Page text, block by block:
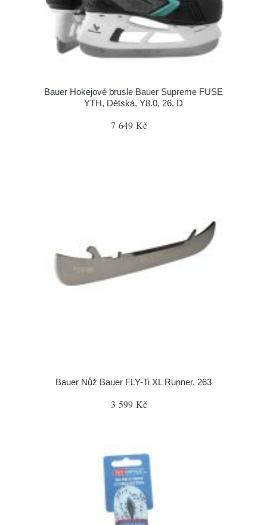
Bauer Hokejové brusle Bauer Supreme FUSE
YTH, Dětská, Y8.0, 26, D
7 649 Kč
Bauer Nůž Bauer FLY-Ti XL Runner, 263
3 599 Kč